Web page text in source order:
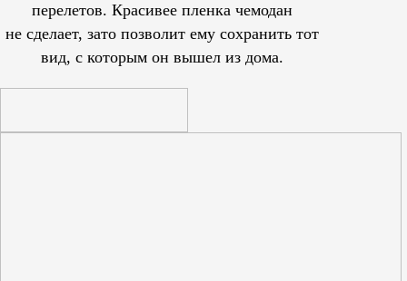
перелетов. Красивее пленка чемодан
не сделает, зато позволит ему сохранить тот
вид, с которым он вышел из дома.